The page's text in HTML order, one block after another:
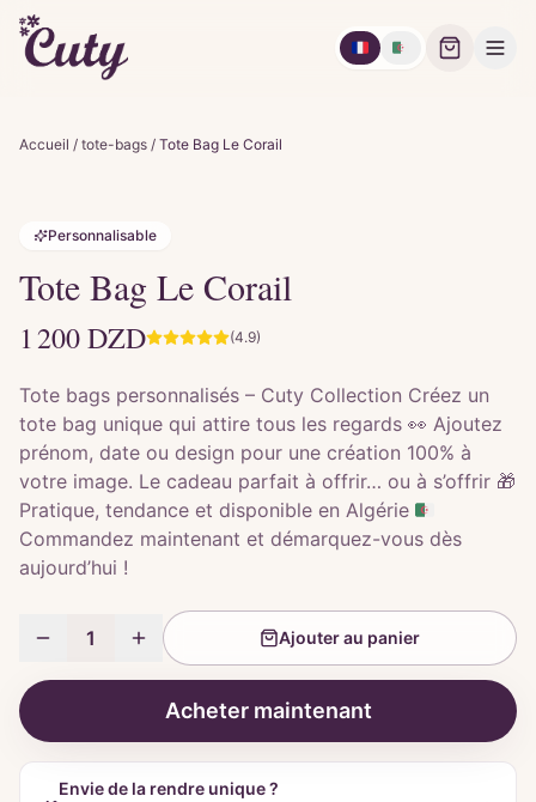
🇫🇷 🇩🇿
Accueil / tote-bags / Tote Bag Le Corail
Personnalisable
Tote Bag Le Corail
1 200DZD (4.9)
Tote bags personnalisés – Cuty Collection Créez un
tote bag unique qui attire tous les regards 👀 Ajoutez
prénom, date ou design pour une création 100% à
votre image. Le cadeau parfait à offrir… ou à s’offrir 🎁
Pratique, tendance et disponible en Algérie 🇩🇿
Commandez maintenant et démarquez-vous dès
aujourd’hui !
1 Ajouter au panier
Acheter maintenant
Envie de la rendre unique ?